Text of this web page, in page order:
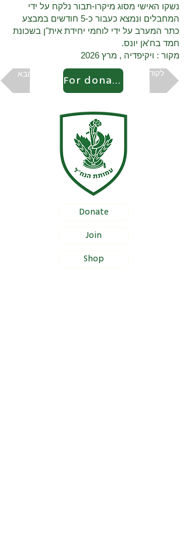
נשקו האישי מסוג מיקרו-תבור נלקח על ידי
המחבלים ונמצא כעבור כ-5 חודשים במבצע
כתר המערב על ידי לוחמי יחידת אית"ן בשכונת
חמד בח'אן יונס.
מקור : ויקיפדיה , מרץ 2026
לקודם
For donation הבא
Donate
Join
Shop